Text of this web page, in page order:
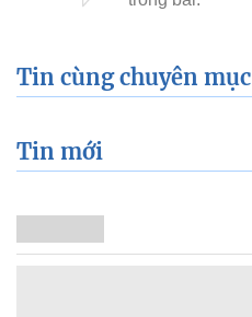
Tin cùng chuyên mục
Tin mới